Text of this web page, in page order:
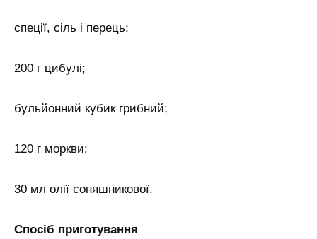
спеції, сіль і перець;
200 г цибулі;
бульйонний кубик грибний;
120 г моркви;
30 мл олії соняшникової.
Спосіб приготування